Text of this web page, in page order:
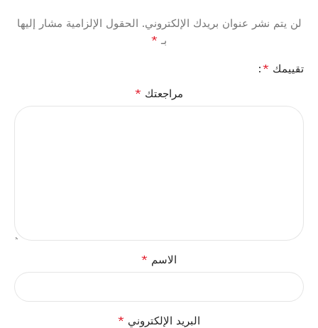
لن يتم نشر عنوان بريدك الإلكتروني. الحقول الإلزامية مشار إليها
بـ *
تقييمك *
مراجعتك *
الاسم *
البريد الإلكتروني *